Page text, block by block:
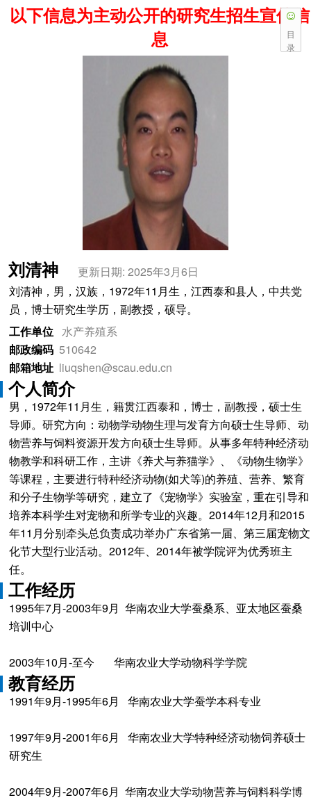
以下信息为主动公开的研究生招生宣传信
息
目
录
刘清神
更新日期: 2025年3月6日
刘清神，男，汉族，1972年11月生，江西泰和县人，中共党
员，博士研究生学历，副教授，硕导。
工作单位 水产养殖系
邮政编码 510642
邮箱地址 liuqshen@scau.edu.cn
个人简介
男，1972年11月生，籍贯江西泰和，博士，副教授，硕士生
导师。研究方向：动物学动物生理与发育方向硕士生导师、动
物营养与饲料资源开发方向硕士生导师。从事多年特种经济动
物教学和科研工作，主讲《养犬与养猫学》、《动物生物学》
等课程，主要进行特种经济动物(如犬等)的养殖、营养、繁育
和分子生物学等研究，建立了《宠物学》实验室，重在引导和
培养本科学生对宠物和所学专业的兴趣。2014年12月和2015
年11月分别牵头总负责成功举办广东省第一届、第三届宠物文
化节大型行业活动。2012年、2014年被学院评为优秀班主
任。
工作经历
1995年7月-2003年9月 华南农业大学蚕桑系、亚太地区蚕桑
培训中心
2003年10月-至今 华南农业大学动物科学学院
教育经历
1991年9月-1995年6月 华南农业大学蚕学本科专业
1997年9月-2001年6月 华南农业大学特种经济动物饲养硕士
研究生
2004年9月-2007年6月 华南农业大学动物营养与饲料科学博